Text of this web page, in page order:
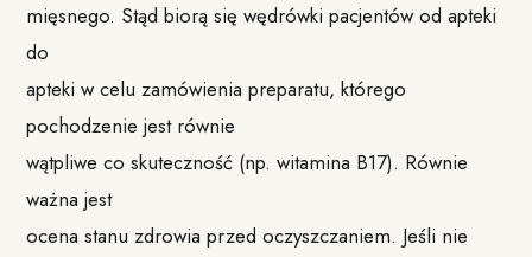
mięsnego. Stąd biorą się wędrówki pacjentów od apteki
do
apteki w celu zamówienia preparatu, którego
pochodzenie jest równie
wątpliwe co skuteczność (np. witamina B17). Równie
ważna jest
ocena stanu zdrowia przed oczyszczaniem. Jeśli nie